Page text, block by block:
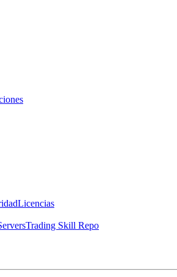
Licencias
Trading Skill Repo